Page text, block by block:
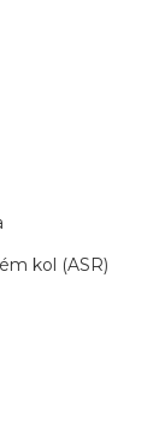
kol (ASR)